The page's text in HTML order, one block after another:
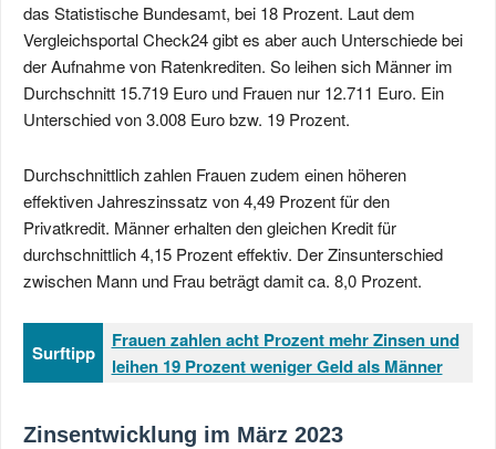
das Statistische Bundesamt, bei 18 Prozent. Laut dem
Vergleichsportal Check24 gibt es aber auch Unterschiede bei
der Aufnahme von Ratenkrediten. So leihen sich Männer im
Durchschnitt 15.719 Euro und Frauen nur 12.711 Euro. Ein
Unterschied von 3.008 Euro bzw. 19 Prozent.
Durchschnittlich zahlen Frauen zudem einen höheren
effektiven Jahreszinssatz von 4,49 Prozent für den
Privatkredit. Männer erhalten den gleichen Kredit für
durchschnittlich 4,15 Prozent effektiv. Der Zinsunterschied
zwischen Mann und Frau beträgt damit ca. 8,0 Prozent.
Surftipp
Frauen zahlen acht Prozent mehr Zinsen und
leihen 19 Prozent weniger Geld als Männer
Zinsentwicklung im März 2023